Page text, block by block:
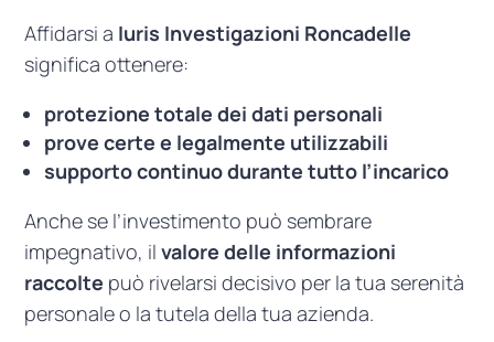
Affidarsi a Iuris Investigazioni Roncadelle
significa ottenere:
protezione totale dei dati personali
prove certe e legalmente utilizzabili
supporto continuo durante tutto l’incarico
Anche se l’investimento può sembrare
impegnativo, ilvalore delle informazioni
raccolte può rivelarsi decisivo per la tua serenità
personale o la tutela della tua azienda.